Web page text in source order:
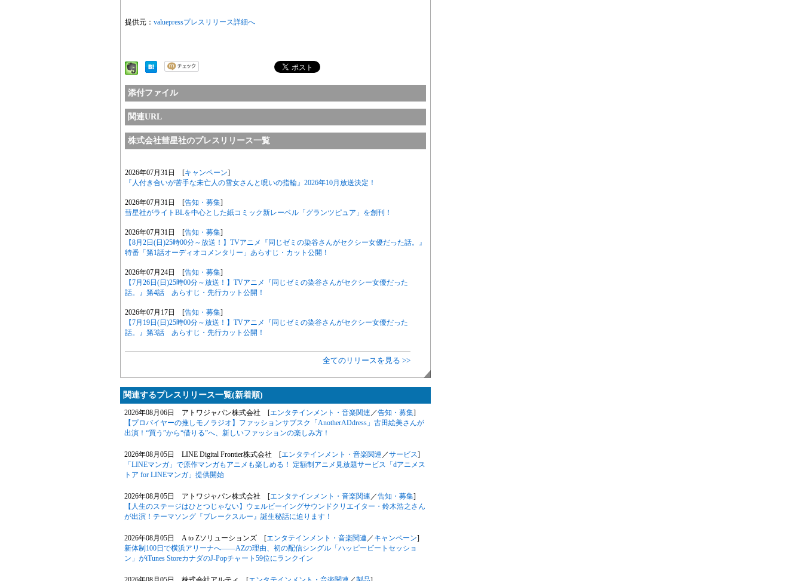
提供元： valuepressプレスリリース詳細へ
添付ファイル
関連URL
株式会社彗星社のプレスリリース一覧
2026年07月31日 [キャンペーン]
『人付き合いが苦手な未亡人の雪女さんと呪いの指輪』2026年10月放送決定！
2026年07月31日 [告知・募集]
彗星社がライトBLを中心とした紙コミック新レーベル「グランツピュア」を創刊！
2026年07月31日 [告知・募集]
【8月2日(日)25時00分～放送！】TVアニメ『同じゼミの染谷さんがセクシー女優だった話。』
特番「第1話オーディオコメンタリー」あらすじ・カット公開！
2026年07月24日 [告知・募集]
【7月26日(日)25時00分～放送！】TVアニメ『同じゼミの染谷さんがセクシー女優だった
話。』第4話 あらすじ・先行カット公開！
2026年07月17日 [告知・募集]
【7月19日(日)25時00分～放送！】TVアニメ『同じゼミの染谷さんがセクシー女優だった
話。』第3話 あらすじ・先行カット公開！
全てのリリースを見る >>
関連するプレスリリース一覧(新着順)
2026年08月06日 アトワジャパン株式会社 [エンタテインメント・音楽関連 ／告知・募集]
【プロバイヤーの推しモノラジオ】ファッションサブスク「AnotherADdress」古田絵美さんが
出演！“買う”から“借りる”へ、新しいファッションの楽しみ方！
2026年08月05日 LINE Digital Frontier株式会社 [エンタテインメント・音楽関連 ／サービス]
「LINEマンガ」で原作マンガもアニメも楽しめる！ 定額制アニメ見放題サービス「dアニメス
トア for LINEマンガ」提供開始
2026年08月05日 アトワジャパン株式会社 [エンタテインメント・音楽関連 ／告知・募集]
【人生のステージはひとつじゃない】ウェルビーイングサウンドクリエイター・鈴木浩之さん
が出演！テーマソング『ブレークスルー』誕生秘話に迫ります！
2026年08月05日 A to Zソリューションズ [エンタテインメント・音楽関連 ／ キャンペーン]
新体制100日で横浜アリーナへ――AZの理由、初の配信シングル「ハッピービートセッショ
ン」がiTunes StoreカナダのJ-Popチャート59位にランクイン